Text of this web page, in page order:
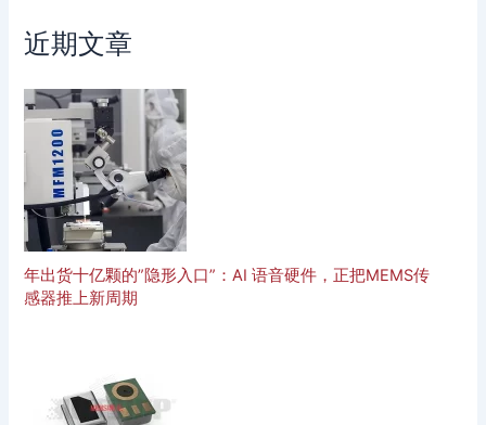
近期文章
年出货十亿颗的”隐形入口”：AI 语音硬件，正把MEMS传
感器推上新周期